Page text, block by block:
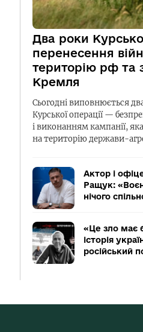
Два роки
перенесення
територію рф та
Кремля
Сьогодні виповнюється
Курської операції —
і виконанням кампанії,
на територію держави-
Актор і
Ращук:
нічого
«Це зло має
історія
російський